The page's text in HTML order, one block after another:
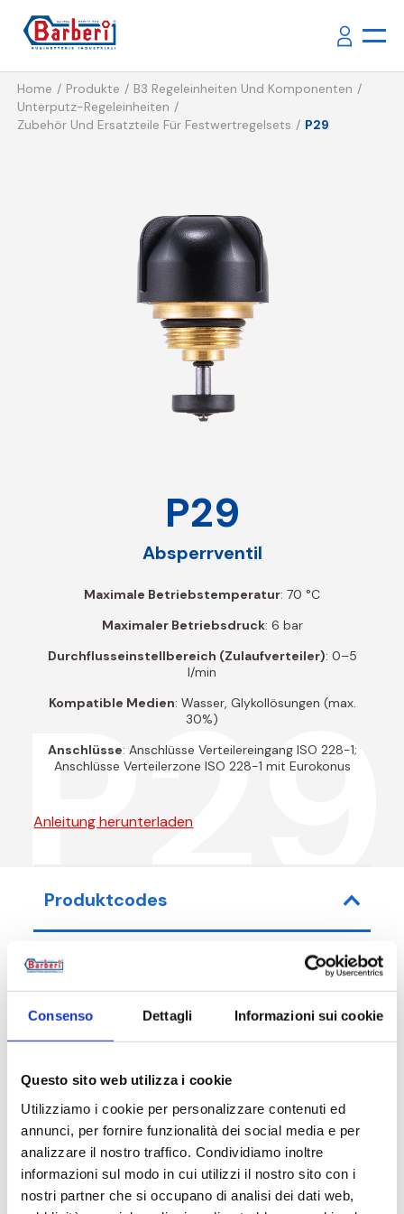
Consenso Dettagli Informazioni sui cookie
Questo sito web utilizza i cookie
Utilizziamo i cookie per personalizzare contenuti ed
annunci, per fornire funzionalità dei social media e per
analizzare il nostro traffico. Condividiamo inoltre
informazioni sul modo in cui utilizzi il nostro sito con i
nostri partner che si occupano di analisi dei dati web,
Home Produkte
B3 Regeleinheiten Und Komponenten
Unterputz-Regeleinheiten
Zubehör Und Ersatzteile Für Festwertregelsets
P29
P29
P29
Absperrventil
Maximale Betriebstemperatur: 70 °C
Maximaler Betriebsdruck: 6 bar
Durchflusseinstellbereich (Zulaufverteiler): 0–5
l/min
Kompatible Medien: Wasser, Glykollösungen (max.
30%)
Anschlüsse: Anschlüsse Verteilereingang ISO 228-1;
Anschlüsse Verteilerzone ISO 228-1 mit Eurokonus
Anleitung herunterladen
Produktcodes
Artikel-Nr. Maß
P290150001I G 1/2 M
Beschreibung